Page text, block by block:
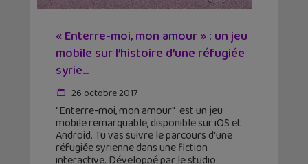
« Enterre-moi, mon amour » : un jeu
mobile sur l’histoire d’une réfugiée
syrie...
26 octobre 2017
"Enterre-moi, mon amour" est un jeu
mobile remarquable, disponible sur iOS et
Android. Tu vas suivre le parcours d'une
réfugiée syrienne dans une fiction
interactive. Développé par le studio